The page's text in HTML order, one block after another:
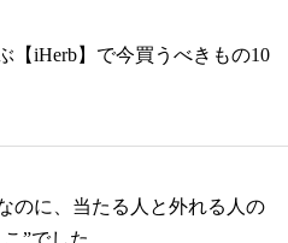
【iHerb】で今買うべきもの10
のに、当たる人と外れる人の
”でした